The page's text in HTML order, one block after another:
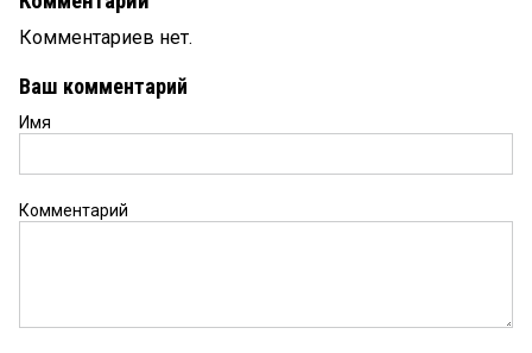
Комментариев нет.
Ваш комментарий
Имя
Комментарий